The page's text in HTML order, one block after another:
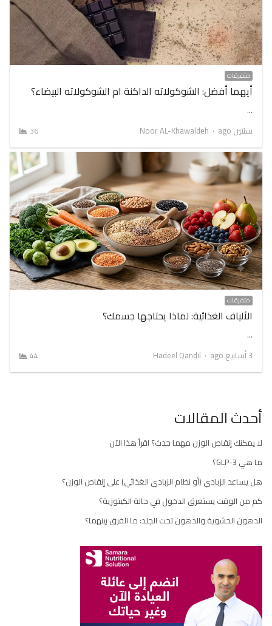
متفرقات
أيهما أفضل: الشوكولاته الداكنة ام الشوكولاته البيضاء؟
…
سنتين ago
Author
Noor AL-Khawaldeh
36
متفرقات
الألياف الغذائية: لماذا يحتاجها جسمك؟
…
3 أسابيع ago
Author
Hadeel Qandil
44
أحدث المقالات
لا يمكنك إنقاص الوزن مهما حدث؟ اقرأ هذا الآن
ما هي GLP-3؟
هل يساعد الزبادي (أو نظام الزبادي الغذائي) على إنقاص الوزن؟
كم من الوقت يستغرق الدخول في حالة الكيتوزية؟
الدهون الحشوية والدهون تحت الجلد: ما الفرق بينهما؟